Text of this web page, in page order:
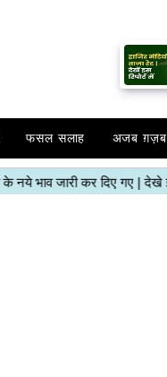
फसल सलाह अजब ग़ज़ब